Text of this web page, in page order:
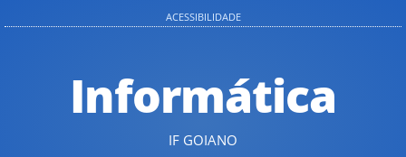
ACESSIBILIDADE
Informática
IF GOIANO